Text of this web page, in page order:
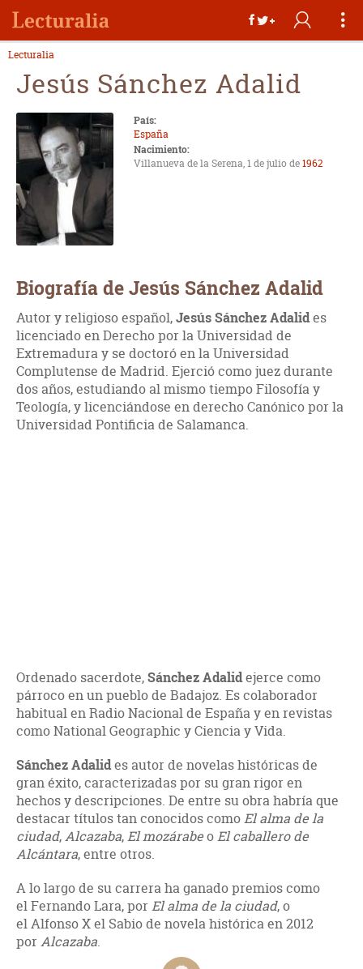
Lecturalia
Jesús Sánchez Adalid
País:
España
Nacimiento:
Villanueva de la Serena, 1 de julio de1962
Biografía de Jesús Sánchez Adalid
Autor y religioso español,Jesús Sánchez Adalides
licenciado en Derecho por la Universidad de
Extremadura y se doctoró en la Universidad
Complutense de Madrid. Ejerció como juez durante
dos años, estudiando al mismo tiempo Filosofía y
Teología, y licenciándose en derecho Canónico por la
Universidad Pontificia de Salamanca.
Ordenado sacerdote,Sánchez Adalidejerce como
párroco en un pueblo de Badajoz. Es colaborador
habitual en Radio Nacional de España y en revistas
como National Geographic y Ciencia y Vida.
Sánchez Adalides autor de novelas históricas de
gran éxito, caracterizadas por su gran rigor en
hechos y descripciones. De entre su obra habría que
destacar títulos tan conocidos comoEl alma de la
ciudad,Alcazaba,El mozárabeoEl caballero de
Alcántara, entre otros.
A lo largo de su carrera ha ganado premios como
el Fernando Lara, por El alma de la ciudad, o
el Alfonso X el Sabio de novela histórica en 2012
por Alcazaba.